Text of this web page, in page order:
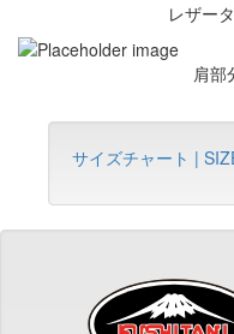
レザー
肩部
サイズチャート |